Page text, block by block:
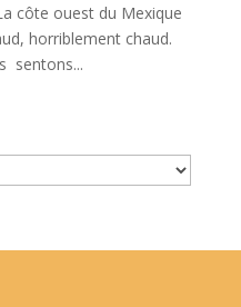
côte ouest du Mexique
horriblement chaud.
sentons...